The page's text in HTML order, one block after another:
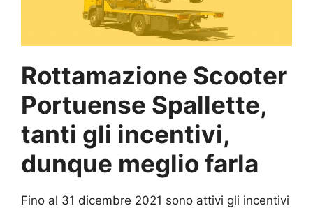
Rottamazione Scooter
Portuense Spallette,
tanti gli incentivi,
dunque meglio farla
Fino al 31 dicembre 2021 sono attivi gli incentivi